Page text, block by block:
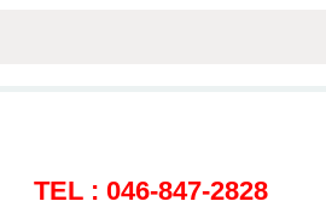
TEL : 046-847-2828